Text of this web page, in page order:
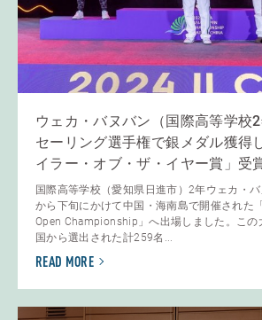
ウェカ・バヌバン（国際高等学校
セーリング選手権で銀メダル獲得
イラー・オブ・ザ・イヤー賞」受
国際高等学校（愛知県日進市）2年ウェカ・
から下旬にかけて中国・海南島で開催された
Open Championship」へ出場しました。この
国から選出された計259名...
READ MORE